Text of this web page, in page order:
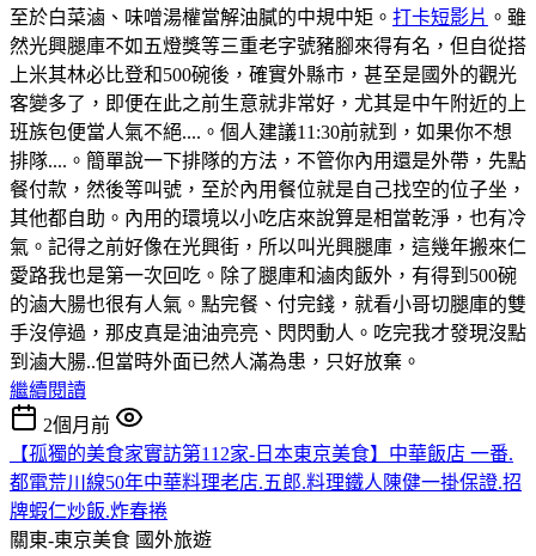
至於白菜滷、味噌湯權當解油膩的中規中矩。 打卡短影片 。雖
然光興腿庫不如五燈獎等三重老字號豬腳來得有名，但自從搭
上米其林必比登和500碗後，確實外縣市，甚至是國外的觀光
客變多了，即便在此之前生意就非常好，尤其是中午附近的上
班族包便當人氣不絕....。個人建議11:30前就到，如果你不想
排隊....。簡單說一下排隊的方法，不管你內用還是外帶，先點
餐付款，然後等叫號，至於內用餐位就是自己找空的位子坐，
其他都自助。內用的環境以小吃店來說算是相當乾淨，也有冷
氣。記得之前好像在光興街，所以叫光興腿庫，這幾年搬來仁
愛路我也是第一次回吃。除了腿庫和滷肉飯外，有得到500碗
的滷大腸也很有人氣。點完餐、付完錢，就看小哥切腿庫的雙
手沒停過，那皮真是油油亮亮、閃閃動人。吃完我才發現沒點
到滷大腸..但當時外面已然人滿為患，只好放棄。
繼續閱讀
2個月前
【孤獨的美食家實訪第112家-日本東京美食】中華飯店 一番.
都電荒川線50年中華料理老店.五郎.料理鐵人陳健一掛保證.招
牌蝦仁炒飯.炸春捲
關東-東京美食 國外旅遊